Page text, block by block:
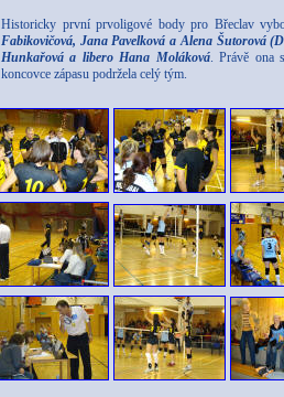
Historicky první prvoligové body pro Břeclav
Fabikovičová, Jana Pavelková a Alena Šutorová
Hunkařová a libero Hana Moláková. Právě ona
koncovce zápasu podržela celý tým.